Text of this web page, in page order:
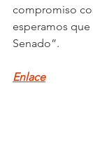
compromiso
esperamos
Senado”.
Enlace